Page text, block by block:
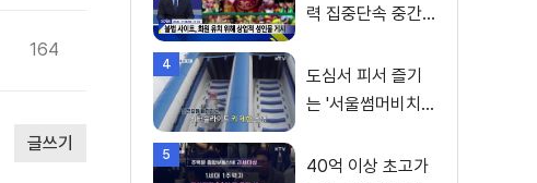
164
글쓰기
력 집중단속 중간
진계획은?
4
도심서 피서 즐기
는 '서울썸머비치'
5
40억 이상 초고가